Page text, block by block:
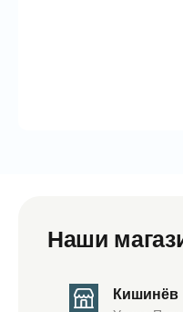
Наши
Кишинёв